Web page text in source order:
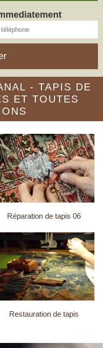
- TAPIS DE
ET TOUTES
Réparation de tapis 06
Restauration de tapis